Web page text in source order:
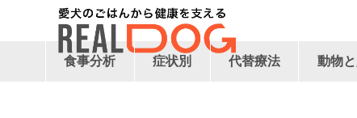
食事分析 症状別 代替療法 動物